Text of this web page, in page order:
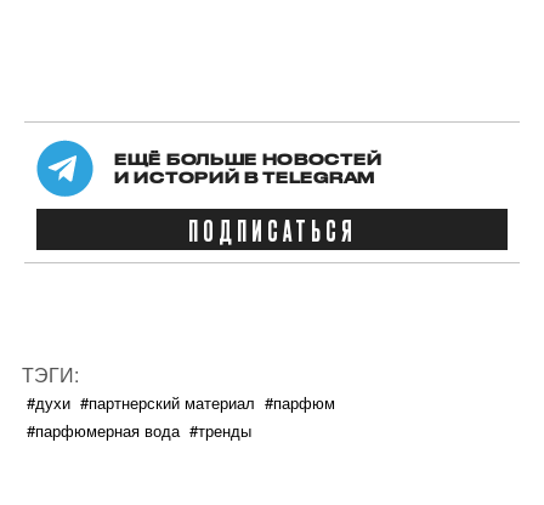
ЕЩЁ БОЛЬШЕ НОВОСТЕЙ
И ИСТОРИЙ В TELEGRAM
ПОДПИСАТЬСЯ
ТЭГИ:
#духи #партнерский материал #парфюм
#парфюмерная вода #тренды